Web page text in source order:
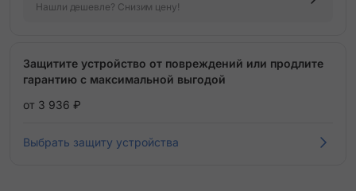
Нашли дешевле? Снизим цену!
Защитите устройство от повреждений или продлите
гарантию с максимальной выгодой
от 3 936 ₽
Выбрать защиту устройства